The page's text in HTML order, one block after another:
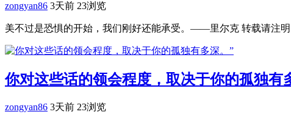
zongyan86 3天前 23浏览
美不过是恐惧的开始，我们刚好还能承受。——里尔克 转载请注
你对这些话的领会程度，取决于你的孤独有
zongyan86 3天前 23浏览